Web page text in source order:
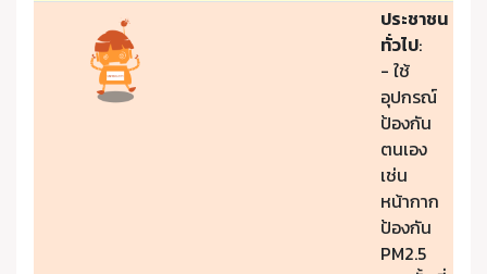
ประชาชน
ทั่วไป:
- ใช้
อุปกรณ์
ป้องกัน
ตนเอง
เช่น
หน้ากาก
ป้องกัน
PM2.5